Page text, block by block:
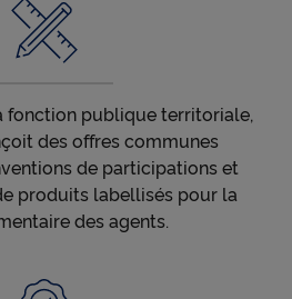
fonction publique territoriale,
des offres communes
de participations et
produits labellisés pour la
des agents.
Youtube et peut les
ciblée.
avec le réseau social
hors du Site
messages de X (tweets) sur
des utilisateurs avec
des données qu'il peut
publicité ciblée.
Charte relative aux cookies